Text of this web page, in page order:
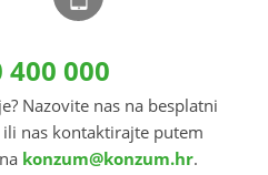
400 000
Nazovite nas na besplatni
nas kontaktirajte putem
konzum@konzum.hr.